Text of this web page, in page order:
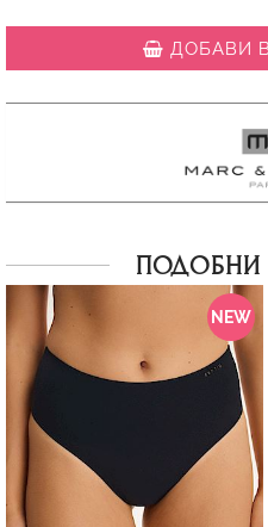
ДОБАВИ
ПОДОБНИ
NEW